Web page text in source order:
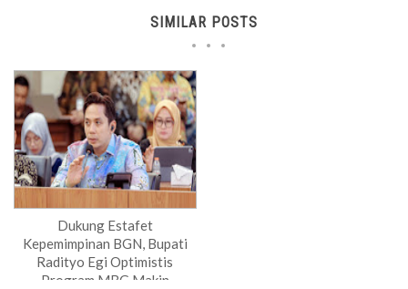
SIMILAR POSTS
Dukung Estafet
Kepemimpinan BGN, Bupati
Radityo Egi Optimistis
Program MBG Makin